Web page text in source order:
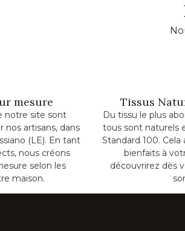
mesure
notre site sont
nos artisans, dans
(LE). En tant
nous créons
selon les
maison.
Tissus
Du tissu le plus
tous sont naturels
Standard 100.
bienfaits à
découvrirez dès